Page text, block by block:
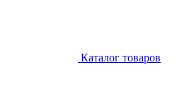
Каталог товаров